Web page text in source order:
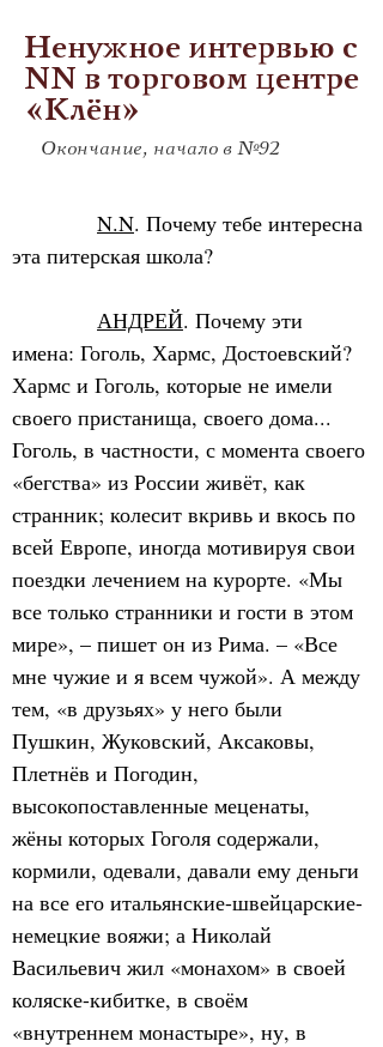
Ненужное интервью с
NN в торговом центре
«Клён»
Окончание, начало в №92
N.N. Почему тебе интересна
эта питерская школа?
АНДРЕЙ. Почему эти
имена: Гоголь, Хармс, Достоевский?
Хармс и Гоголь, которые не имели
своего пристанища, своего дома...
Гоголь, в частности, с момента своего
«бегства» из России живёт, как
странник; колесит вкривь и вкось по
всей Европе, иногда мотивируя свои
поездки лечением на курорте. «Мы
все только странники и гости в этом
мире», – пишет он из Рима. – «Все
мне чужие и я всем чужой». А между
тем, «в друзьях» у него были
Пушкин, Жуковский, Аксаковы,
Плетнёв и Погодин,
высокопоставленные меценаты,
жёны которых Гоголя содержали,
кормили, одевали, давали ему деньги
на все его итальянские-швейцарские-
немецкие вояжи; а Николай
Васильевич жил «монахом» в своей
коляске-кибитке, в своём
«внутреннем монастыре», ну, в